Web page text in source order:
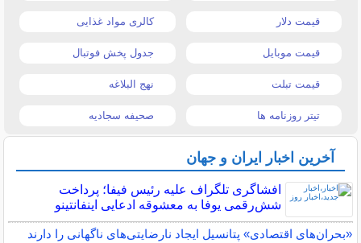
قیمت دلار کالری مواد غذایی
قیمت موبایل جدول پخش فوتبال
قیمت تبلت نهج البلاغه
تیتر روزنامه ها صحیفه سجادیه
آخرین اخبار ایران و جهان
افشاگری تلگراف علیه رئیس فیفا؛ پرداخت
شش‌رقمی یوفا به معشوقه ادعایی اینفانتینو
«بحران‌های اقتصادی» پتانسیل ایجاد نارضایتی‌های ناگهانی را دارند